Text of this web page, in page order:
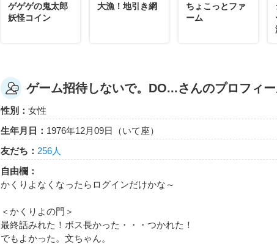
ゲゲゲの鬼太郎
妖怪コイン
大漁！地引き網
ちょこっとファ
ーム
ゲーム招待しないで。DO...さんのプロフィ
性別： 女性
生年月日： 1976年12月09日（いて座）
友だち： 256人
自由欄：
かくりよなくなったらログインだけかな～
＜かくりよの門＞
最終話みれた！ボス長かった・・・つかれた！
でもよかった。文ちゃん。